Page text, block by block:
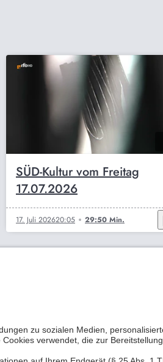
SÜD-Kultur vom Freitag
17.07.2026
17. Juli 202620:05 29:50 Min.